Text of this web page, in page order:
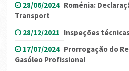
28/06/2024 Roménia:
Transport
28/12/2021 Inspeções
17/07/2024 Prorrogação do
Gasóleo Profissional